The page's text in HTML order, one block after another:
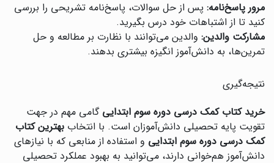
مرور پاسخ‌نامه: پس از حل سوالات، پاسخ‌نامه تشریحی را بررسی
کنید تا از اشتباهات خود درس بگیرید.
مشارکت والدین: والدین می‌توانند با نظارت بر مطالعه و حل
تمرین‌ها، به دانش‌آموز انگیزه بیشتری بدهند.
نتیجه‌گیری
خرید کتاب کمک درسی دوره سوم ابتدایی گامی مهم در جهت
تقویت پایه تحصیلی دانش‌آموزان است. با انتخاب بهترین کتاب
کمک درسی دوره سوم ابتدایی و استفاده از منابعی که با نیازهای
دانش‌آموز هم‌خوانی دارند، می‌توانید به بهبود عملکرد تحصیلی